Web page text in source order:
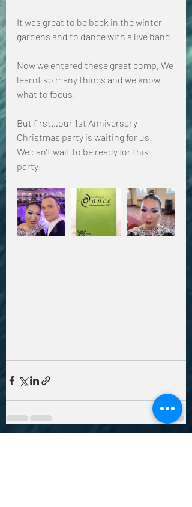
It was great to be back in the winter
gardens and to dance with a live band!
Now we entered these great comp, We
learnt so many things and we know
what to focus!
But first…our 1st Anniversary
Christmas party is waiting for us!
We can’t wait to be ready for this
party!